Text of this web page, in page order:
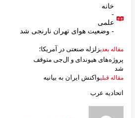
خانه
-
علمی
- وضعیت هوای تهران نارنجی شد
مقاله بعدیزلزله صنعتی در آمریکا؛
پروژه‌های هیوندای و ال‌جی متوقف
شد
مقاله قبلیواکنش ایران به بیانیه
اتحادیه عرب